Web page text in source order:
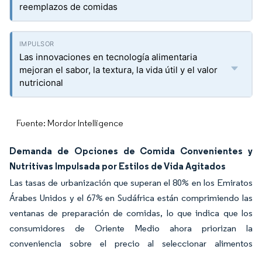
reemplazos de comidas
Las innovaciones en tecnología alimentaria
mejoran el sabor, la textura, la vida útil y el valor
nutricional
Fuente: Mordor Intelligence
Demanda de Opciones de Comida Convenientes y
Nutritivas Impulsada por Estilos de Vida Agitados
Las tasas de urbanización que superan el 80% en los Emiratos
Árabes Unidos y el 67% en Sudáfrica están comprimiendo las
ventanas de preparación de comidas, lo que indica que los
consumidores de Oriente Medio ahora priorizan la
conveniencia sobre el precio al seleccionar alimentos